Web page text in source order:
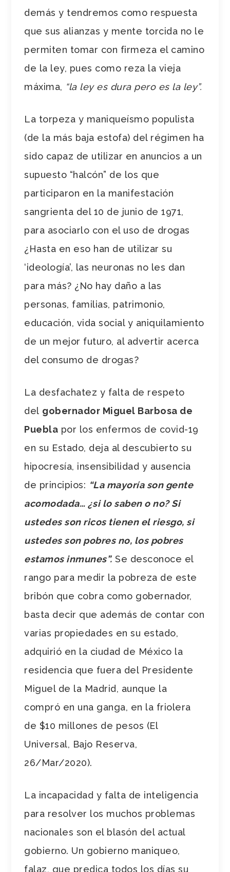
demás y tendremos como respuesta
que sus alianzas y mente torcida no le
permiten tomar con firmeza el camino
de la ley, pues como reza la vieja
máxima, “la ley es dura pero es la ley”.
La torpeza y maniqueísmo populista
(de la más baja estofa) del régimen ha
sido capaz de utilizar en anuncios a un
supuesto “halcón” de los que
participaron en la manifestación
sangrienta del 10 de junio de 1971,
para asociarlo con el uso de drogas
¿Hasta en eso han de utilizar su
‘ideología’, las neuronas no les dan
para más? ¿No hay daño a las
personas, familias, patrimonio,
educación, vida social y aniquilamiento
de un mejor futuro, al advertir acerca
del consumo de drogas?
La desfachatez y falta de respeto
del gobernador Miguel Barbosa de
Puebla por los enfermos de covid-19
en su Estado, deja al descubierto su
hipocresía, insensibilidad y ausencia
de principios: “La mayoría son gente
acomodada… ¿si lo saben o no? Si
ustedes son ricos tienen el riesgo, si
ustedes son pobres no, los pobres
estamos inmunes”. Se desconoce el
rango para medir la pobreza de este
bribón que cobra como gobernador,
basta decir que además de contar con
varias propiedades en su estado,
adquirió en la ciudad de México la
residencia que fuera del Presidente
Miguel de la Madrid, aunque la
compró en una ganga, en la friolera
de $10 millones de pesos (El
Universal, Bajo Reserva,
26/Mar/2020).
La incapacidad y falta de inteligencia
para resolver los muchos problemas
nacionales son el blasón del actual
gobierno. Un gobierno maniqueo,
falaz, que predica todos los días su